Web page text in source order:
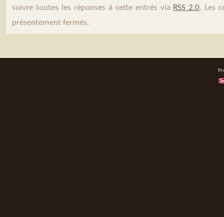
suivre toutes les réponses à cette entrés via RSS 2.0. Les
présentement fermés.